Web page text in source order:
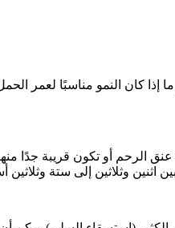
كان النمو مناسبًا لعمر
الرحم أو تكون قريبة جدًا
وثلاثين إلى ستة وثلاثين